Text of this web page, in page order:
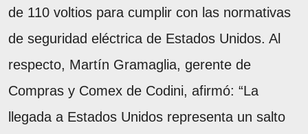
de 110 voltios para cumplir con las normativas
de seguridad eléctrica de Estados Unidos. Al
respecto, Martín Gramaglia, gerente de
Compras y Comex de Codini, afirmó: “La
llegada a Estados Unidos representa un salto